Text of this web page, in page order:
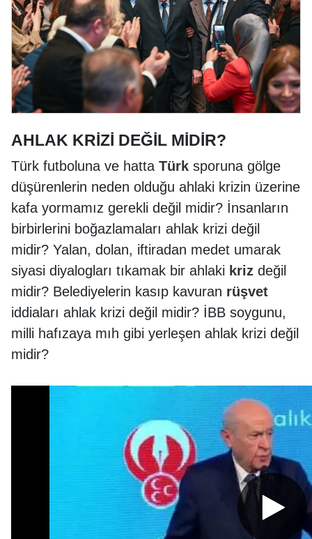
AHLAK KRİZİ DEĞİL MİDİR?
Türk futboluna ve hatta Türk sporuna gölge
düşürenlerin neden olduğu ahlaki krizin üzerine
kafa yormamız gerekli değil midir? İnsanların
birbirlerini boğazlamaları ahlak krizi değil
midir? Yalan, dolan, iftiradan medet umarak
siyasi diyalogları tıkamak bir ahlaki kriz değil
midir? Belediyelerin kasıp kavuran rüşvet
iddiaları ahlak krizi değil midir? İBB soygunu,
milli hafızaya mıh gibi yerleşen ahlak krizi değil
midir?